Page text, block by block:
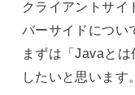
クライアントサイ
バーサイドについ
まずは「Javaとは
したいと思います。